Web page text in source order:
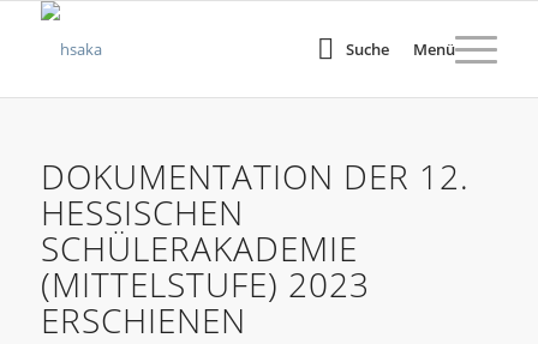
Suche Menü
DOKUMENTATION DER 12.
HESSISCHEN
SCHÜLERAKADEMIE
(MITTELSTUFE) 2023
ERSCHIENEN